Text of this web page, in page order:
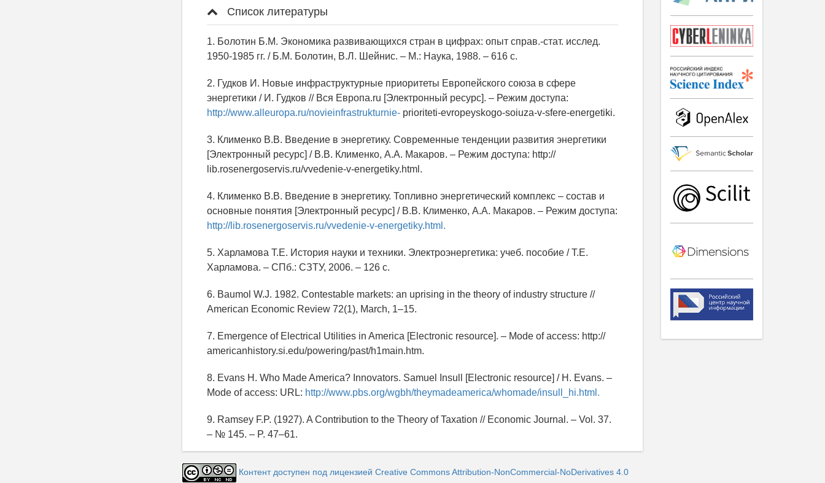
Список литературы
1. Болотин Б.М. Экономика развивающихся стран в цифрах: опыт справ.-стат. исслед.
1950-1985 гг. / Б.М. Болотин, В.Л. Шейнис. – М.: Наука, 1988. – 616 с.
2. Гудков И. Новые инфраструктурные приоритеты Европейского союза в сфере
энергетики / И. Гудков // Вся Европа.ru [Электронный ресурс]. – Режим доступа:
http://www.alleuropa.ru/novieinfrastrukturnie- prioriteti-evropeyskogo-soiuza-v-sfere-energetiki.
3. Клименко В.В. Введение в энергетику. Современные тенденции развития энергетики
[Электронный ресурс] / В.В. Клименко, А.А. Макаров. – Режим доступа: http://
lib.rosenergoservis.ru/vvedenie-v-energetiky.html.
4. Клименко В.В. Введение в энергетику. Топливно энергетический комплекс – состав и
основные понятия [Электронный ресурс] / В.В. Клименко, А.А. Макаров. – Режим доступа:
http://lib.rosenergoservis.ru/vvedenie-v-energetiky.html.
5. Харламова Т.Е. История науки и техники. Электроэнергетика: учеб. пособие / Т.Е.
Харламова. – СПб.: СЗТУ, 2006. – 126 с.
6. Baumol W.J. 1982. Contestable markets: an uprising in the theory of industry structure //
American Economic Review 72(1), March, 1–15.
7. Emergence of Electrical Utilities in America [Electronic resource]. – Mode of access: http://
americanhistory.si.edu/powering/past/h1main.htm.
8. Evans H. Who Made America? Innovators. Samuel Insull [Electronic resource] / H. Evans. –
Mode of access: URL: http://www.pbs.org/wgbh/theymadeamerica/whomade/insull_hi.html.
9. Ramsey F.P. (1927). A Contribution to the Theory of Taxation // Economic Journal. – Vol. 37.
– № 145. – P. 47–61.
Контент доступен под лицензией Creative Commons Attribution-NonCommercial-NoDerivatives 4.0